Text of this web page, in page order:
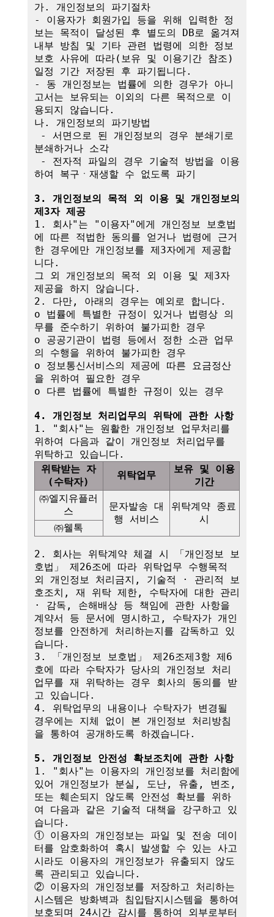
가. 개인정보의 파기절차
- 이용자가 회원가입 등을 위해 입력한 정
보는 목적이 달성된 후 별도의 DB로 옮겨져
내부 방침 및 기타 관련 법령에 의한 정보
보호 사유에 따라(보유 및 이용기간 참조)
일정 기간 저장된 후 파기됩니다.
- 동 개인정보는 법률에 의한 경우가 아니
고서는 보유되는 이외의 다른 목적으로 이
용되지 않습니다.
나. 개인정보의 파기방법
분쇄하거나 소각
하여 복구ㆍ재생할 수 없도록 파기
3. 개인정보의 목적 외 이용 및 개인정보의
제3자 제공
1. 회사"는 "이용자"에게 개인정보 보호법
에 따른 적법한 동의를 얻거나 법령에 근거
한 경우에만 개인정보를 제3자에게 제공합
니다.
그 외 개인정보의 목적 외 이용 및 제3자
제공을 하지 않습니다.
2. 다만, 아래의 경우는 예외로 합니다.
o 법률에 특별한 규정이 있거나 법령상 의
무를 준수하기 위하여 불가피한 경우
o 공공기관이 법령 등에서 정한 소관 업무
의 수행을 위하여 불가피한 경우
o 정보통신서비스의 제공에 따른 요금정산
을 위하여 필요한 경우
o 다른 법률에 특별한 규정이 있는 경우
4. 개인정보 처리업무의 위탁에 관한 사항
1. "회사"는 원활한 개인정보 업무처리를
위하여 다음과 같이 개인정보 처리업무를
위탁받는 자
(수탁자)
위탁업무
보유 및 이용
기간
㈜엘지유플러
스
문자발송 대
행 서비스
위탁계약 종료
시
㈜웰톡
2. 회사는 위탁계약 체결 시 「개인정보 보
호법」 제26조에 따라 위탁업무 수행목적
외 개인정보 처리금지, 기술적 · 관리적 보
호조치, 재 위탁 제한, 수탁자에 대한 관리
· 감독, 손해배상 등 책임에 관한 사항을
계약서 등 문서에 명시하고, 수탁자가 개인
정보를 안전하게 처리하는지를 감독하고 있
습니다.
3. 「개인정보 보호법」 제26조제3항 제6
호에 따라 수탁자가 당사의 개인정보 처리
업무를 재 위탁하는 경우 회사의 동의를 받
고 있습니다.
4. 위탁업무의 내용이나 수탁자가 변경될
경우에는 지체 없이 본 개인정보 처리방침
을 통하여 공개하도록 하겠습니다.
5. 개인정보 안전성 확보조치에 관한 사항
1. "회사"는 이용자의 개인정보를 처리함에
있어 개인정보가 분실, 도난, 유출, 변조,
또는 훼손되지 않도록 안전성 확보를 위하
여 다음과 같은 기술적 대책을 강구하고 있
습니다.
① 이용자의 개인정보는 파일 및 전송 데이
터를 암호화하여 혹시 발생할 수 있는 사고
시라도 이용자의 개인정보가 유출되지 않도
록 관리되고 있습니다.
② 이용자의 개인정보를 저장하고 처리하는
시스템은 방화벽과 침입탐지시스템을 통하여
보호되며 24시간 감시를 통하여 외부로부터